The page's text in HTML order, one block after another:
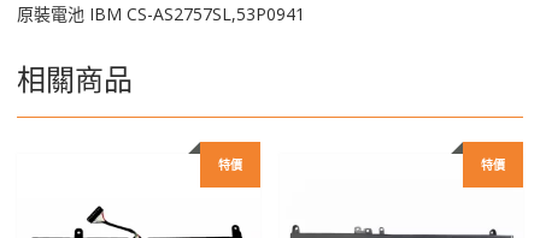
原裝電池 IBM CS-AS2757SL,53P0941
相關商品
特價 特價